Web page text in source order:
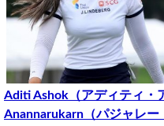
Aditi Ashok（アディティ・
Anannarukarn（パジャレー